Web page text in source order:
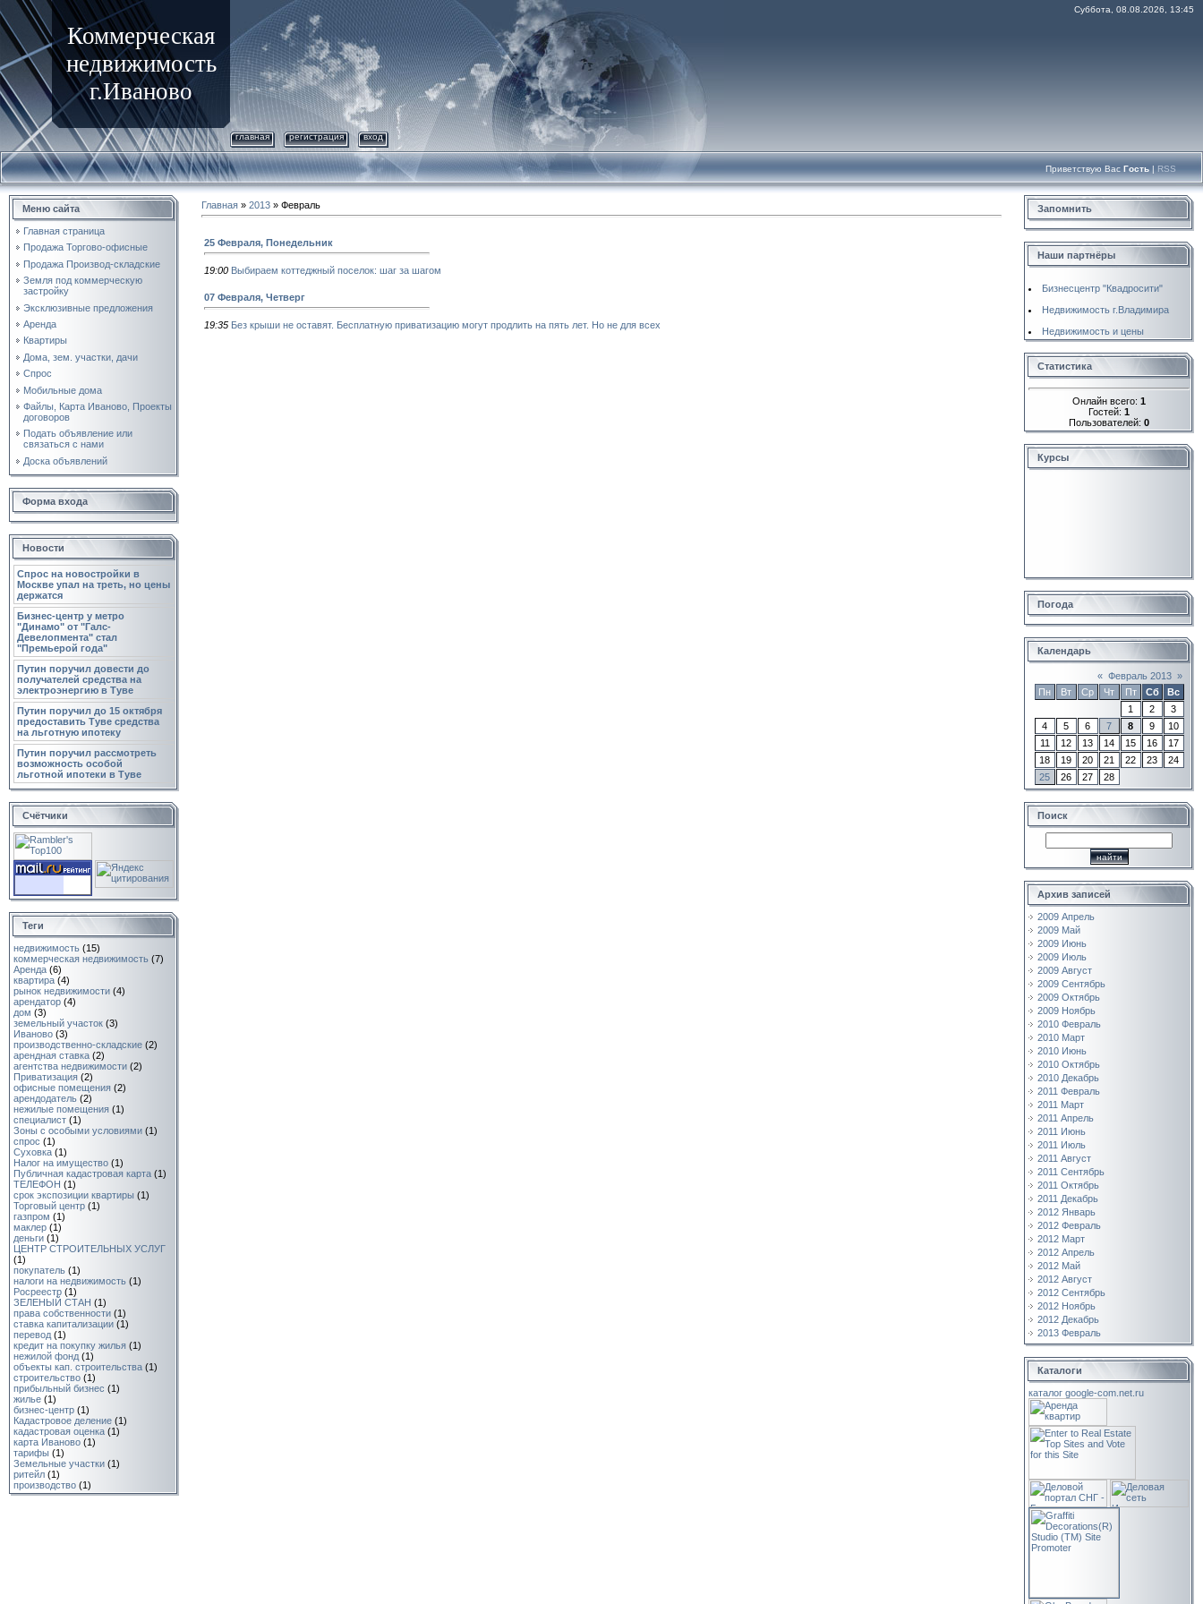
Коммерческая
недвижимость
г.Иваново
Суббота, 08.08.2026, 13:45
главная регистрация вход
Приветствую Вас Гость | RSS
Меню сайта
Главная страница
Продажа Торгово-офисные
Продажа Производ-складские
Земля под коммерческую
застройку
Эксклюзивные предложения
Аренда
Квартиры
Дома, зем. участки, дачи
Спрос
Мобильные дома
Файлы, Карта Иваново, Проекты
договоров
Подать объявление или
связаться с нами
Доска объявлений
Форма входа
Новости
Спрос на новостройки в
Москве упал на треть, но цены
держатся
Бизнес-центр у метро
"Динамо" от "Галс-
Девелопмента" стал
"Премьерой года"
Путин поручил довести до
получателей средства на
электроэнергию в Туве
Путин поручил до 15 октября
предоставить Туве средства
на льготную ипотеку
Путин поручил рассмотреть
возможность особой
льготной ипотеки в Туве
Счётчики
Теги
недвижимость (15)
коммерческая недвижимость (7)
Аренда (6)
квартира (4)
рынок недвижимости (4)
арендатор (4)
дом (3)
земельный участок (3)
Иваново (3)
производственно-складские (2)
арендная ставка (2)
агентства недвижимости (2)
Приватизация (2)
офисные помещения (2)
арендодатель (2)
нежилые помещения (1)
специалист (1)
Зоны с особыми условиями (1)
спрос (1)
Суховка (1)
Налог на имущество (1)
Публичная кадастровая карта (1)
ТЕЛЕФОН (1)
срок экспозиции квартиры (1)
Торговый центр (1)
газпром (1)
маклер (1)
деньги (1)
ЦЕНТР СТРОИТЕЛЬНЫХ УСЛУГ
(1)
покупатель (1)
налоги на недвижимость (1)
Росреестр (1)
ЗЕЛЕНЫЙ СТАН (1)
права собственности (1)
ставка капитализации (1)
перевод (1)
кредит на покупку жилья (1)
нежилой фонд (1)
объекты кап. строительства (1)
cтpoитeльство (1)
прибыльный бизнес (1)
жилье (1)
бизнес-центр (1)
Кадастровое деление (1)
кадастровая оценка (1)
карта Иваново (1)
тарифы (1)
Земельные участки (1)
ритейл (1)
производство (1)
Главная » 2013 » Февраль
25 Февраля, Понедельник
19:00 Выбираем коттеджный поселок: шаг за шагом
07 Февраля, Четверг
19:35 Без крыши не оставят. Бесплатную приватизацию могут продлить на пять лет. Но не для всех
Запомнить
Наши партнёры
Бизнесцентр "Квадросити"
Недвижимость г.Владимира
Недвижимость и цены
Статистика
Онлайн всего: 1
Гостей: 1
Пользователей: 0
Курсы
Погода
Календарь
« Февраль 2013 »
Пн
Вт Ср Чт Пт Сб
Вс
1
2
3
4
5 6 7 8 9
10
11
12 13 14 15 16
17
18
19 20 21 22 23
24
25
26 27 28
Поиск
Архив записей
2009 Апрель
2009 Май
2009 Июнь
2009 Июль
2009 Август
2009 Сентябрь
2009 Октябрь
2009 Ноябрь
2010 Февраль
2010 Март
2010 Июнь
2010 Октябрь
2010 Декабрь
2011 Февраль
2011 Март
2011 Апрель
2011 Июнь
2011 Июль
2011 Август
2011 Сентябрь
2011 Октябрь
2011 Декабрь
2012 Январь
2012 Февраль
2012 Март
2012 Апрель
2012 Май
2012 Август
2012 Сентябрь
2012 Ноябрь
2012 Декабрь
2013 Февраль
Каталоги
каталог google-com.net.ru